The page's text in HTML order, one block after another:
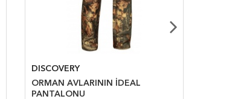
DISCOVERY
ORMAN AVLARININ İDEAL
PANTALONU